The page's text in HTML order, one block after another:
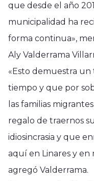
que desde el año
municipalidad ha
forma continua»,
Aly Valderrama
«Esto demuestra un
tiempo y que por
las familias
regalo de traernos
idiosincrasia y que
aquí en Linares y en
agregó Valderrama.